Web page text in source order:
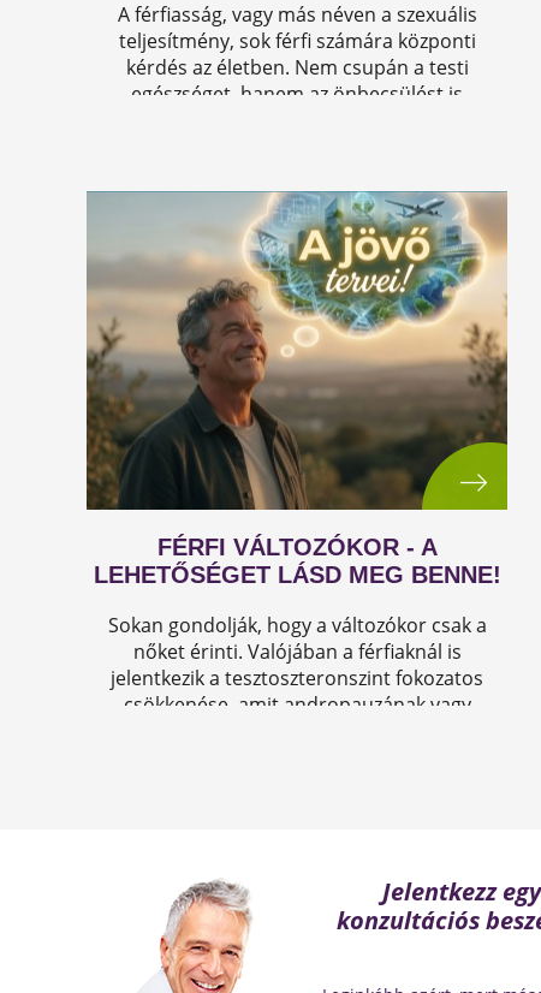
A férfiasság, vagy más néven a szexuális
teljesítmény, sok férfi számára központi
kérdés az életben. Nem csupán a testi
egészséget, hanem az önbecsülést is
FÉRFI VÁLTOZÓKOR - A
LEHETŐSÉGET LÁSD MEG BENNE!
Sokan gondolják, hogy a változókor csak a
nőket érinti. Valójában a férfiaknál is
jelentkezik a tesztoszteronszint fokozatos
csökkenése, amit andropauzának vagy
Jelentkezz
konzultációs